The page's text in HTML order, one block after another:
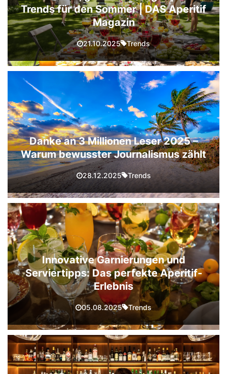
Trends für den Sommer | DAS Aperitif
Magazin
21.10.2025 Trends
Danke an 3 Millionen Leser 2025 –
Warum bewusster Journalismus zählt
28.12.2025 Trends
Innovative Garnierungen und
Serviertipps: Das perfekte Aperitif-
Erlebnis
05.08.2025 Trends